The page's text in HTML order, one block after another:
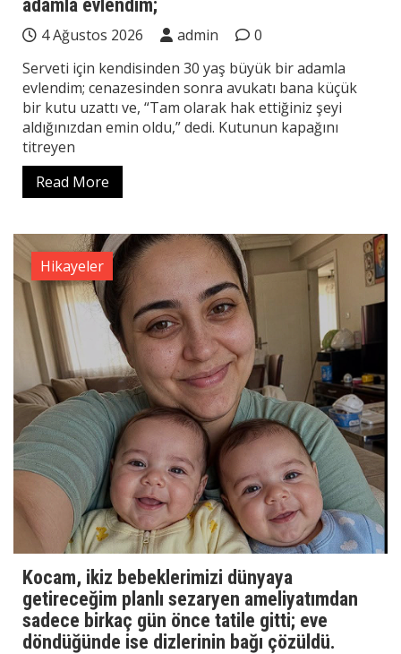
adamla evlendim;
4 Ağustos 2026 admin
0
Serveti için kendisinden 30 yaş büyük bir adamla
evlendim; cenazesinden sonra avukatı bana küçük
bir kutu uzattı ve, “Tam olarak hak ettiğiniz şeyi
aldığınızdan emin oldu,” dedi. Kutunun kapağını
titreyen
Read More
Hikayeler
Kocam, ikiz bebeklerimizi dünyaya
getireceğim planlı sezaryen ameliyatımdan
sadece birkaç gün önce tatile gitti; eve
döndüğünde ise dizlerinin bağı çözüldü.